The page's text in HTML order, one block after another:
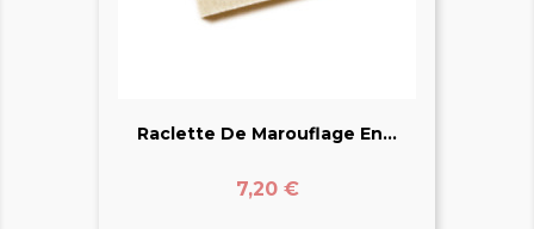
Raclette De Marouflage En...
Prix
7,20 €